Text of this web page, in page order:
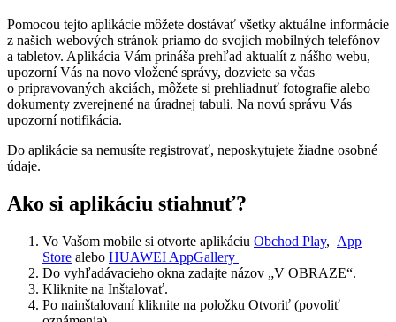
Pomocou tejto aplikácie môžete dostávať všetky aktuálne informácie
z našich webových stránok priamo do svojich mobilných telefónov
a tabletov. Aplikácia Vám prináša prehľad aktualít z nášho webu,
upozorní Vás na novo vložené správy, dozviete sa včas
o pripravovaných akciách, môžete si prehliadnuť fotografie alebo
dokumenty zverejnené na úradnej tabuli. Na novú správu Vás
upozorní notifikácia.
Do aplikácie sa nemusíte registrovať, neposkytujete žiadne osobné
údaje.
Ako si aplikáciu stiahnuť?
Vo Vašom mobile si otvorte aplikáciu Obchod Play, App
Store alebo HUAWEI AppGallery
Do vyhľadávacieho okna zadajte názov „V OBRAZE“.
Kliknite na Inštalovať.
Po nainštalovaní kliknite na položku Otvoriť (povoliť